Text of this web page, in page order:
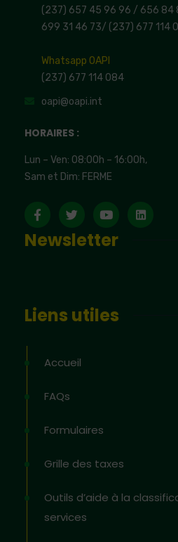
(237) 657 45 96 96 / 656 84
699 31 46 73/ (237) 677 114
Whatsapp OAPI
(237) 677 114 084
oapi@oapi.int
HORAIRES :
Lun – Ven: 08:00h – 16:00h,
Sam et Dim: FERME
Newsletter
Liens utiles
Accueil
FAQs
Formulaires
Grille des taxes
Outils d’aide à la
services